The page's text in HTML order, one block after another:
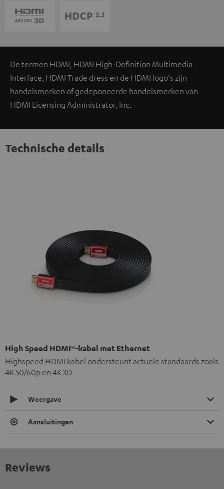
De termen HDMI, HDMI High-Definition Multimedia
Interface, HDMI Trade dress en de HDMI logo's zijn
handelsmerken of gedeponeerde handelsmerken van
HDMI Licensing Administrator, Inc.
Technische details
High Speed HDMI®-kabel met Ethernet
Highspeed HDMI kabel ondersteunt actuele standaards zoals
4K 50/60p en 4K 3D
Weergave
Aansluitingen
Reviews